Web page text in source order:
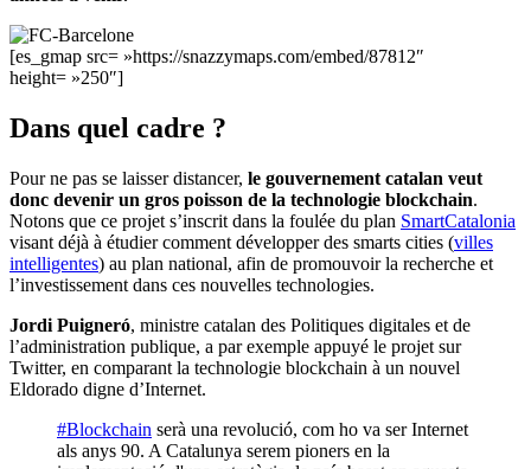
[es_gmap src= »https://snazzymaps.com/embed/87812″
height= »250″]
Dans quel cadre ?
Pour ne pas se laisser distancer, le gouvernement catalan veut
donc devenir un gros poisson de la technologie blockchain.
Notons que ce projet s’inscrit dans la foulée du plan SmartCatalonia
visant déjà à étudier comment développer des smarts cities (villes
intelligentes) au plan national, afin de promouvoir la recherche et
l’investissement dans ces nouvelles technologies.
Jordi Puigneró, ministre catalan des Politiques digitales et de
l’administration publique, a par exemple appuyé le projet sur
Twitter, en comparant la technologie blockchain à un nouvel
Eldorado digne d’Internet.
#Blockchain serà una revolució, com ho va ser Internet
als anys 90. A Catalunya serem pioners en la